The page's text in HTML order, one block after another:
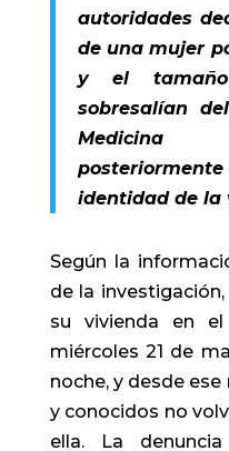
autoridades
de una mujer
y el
sobresalían
Medicina
identidad de la
Según la
de la
su vivienda en
miércoles 21 de
noche, y desde
y conocidos no
ella. La